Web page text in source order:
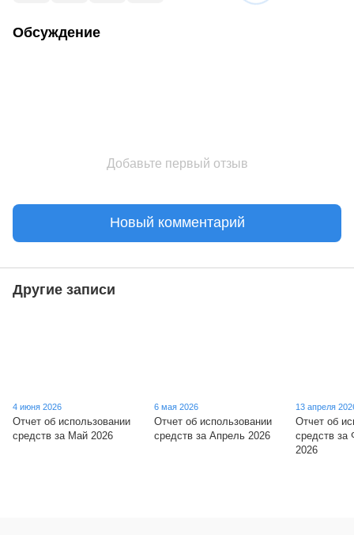
Обсуждение
Добавьте первый отзыв
Новый комментарий
Другие записи
4 июня 2026
Отчет об использовании
средств за Май 2026
6 мая 2026
Отчет об использовании
средств за Апрель 2026
13 апреля
Отчет об
средств за
2026